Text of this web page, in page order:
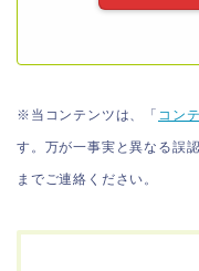
※当コンテンツは、「 コン
す。万が一事実と異なる誤
までご連絡ください。